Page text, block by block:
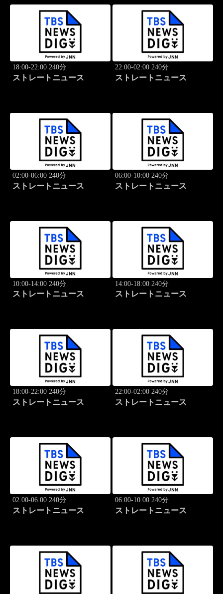
18:00-22:00 240分
ストレートニュース
22:00-02:00 240分
ストレートニュース
02:00-06:00 240分
ストレートニュース
06:00-10:00 240分
ストレートニュース
10:00-14:00 240分
ストレートニュース
14:00-18:00 240分
ストレートニュース
18:00-22:00 240分
ストレートニュース
22:00-02:00 240分
ストレートニュース
02:00-06:00 240分
ストレートニュース
06:00-10:00 240分
ストレートニュース